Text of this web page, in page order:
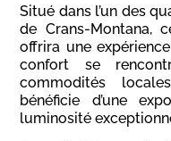
Situé dans l’un des
de Crans-Montana,
offrira une
confort se
commodités
bénéficie d’une
luminosité